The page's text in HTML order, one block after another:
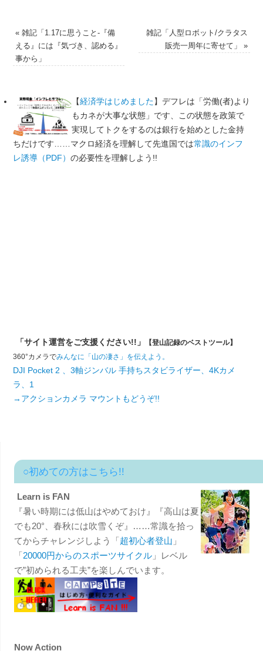
«雑記「1.17に思うこと-『備
える』には『気づき、認める』
事から」
雑記「人型ロボット/クラタス
販売一周年に寄せて」»
【経済学はじめました】デフレは「労働(者)より
もカネが大事な状態」です、この状態を政策で
実現してトクをするのは銀行を始めとした金持
ちだけです……マクロ経済を理解して先進国では常識のインフ
レ誘導（PDF） の必要性を理解しよう!!
「サイト運営をご支援ください!!」
【登山記録のベストツール】
360°カメラでみんなに「山の凄さ」を伝えよう。
DJI Pocket 2 、3軸ジンバル 手持ちスタビライザー、4Kカメ
ラ、1
→アクションカメラ マウントもどうぞ!!
○初めての方はこちら!!
Learn is FAN
『暑い時期には低山はやめておけ』『高山は夏
でも20°、春秋には吹雪くぞ』……常識を拾っ
てからチャレンジしよう「超初心者登山 」
「20000円からのスポーツサイクル」レベル
で”初められる工夫”を楽しんでいます。
Now Action